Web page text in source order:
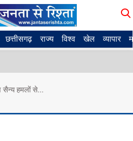
छत्तीसगढ़ राज्य विश्व खेल व्यापार
सैन्य हमलों से...